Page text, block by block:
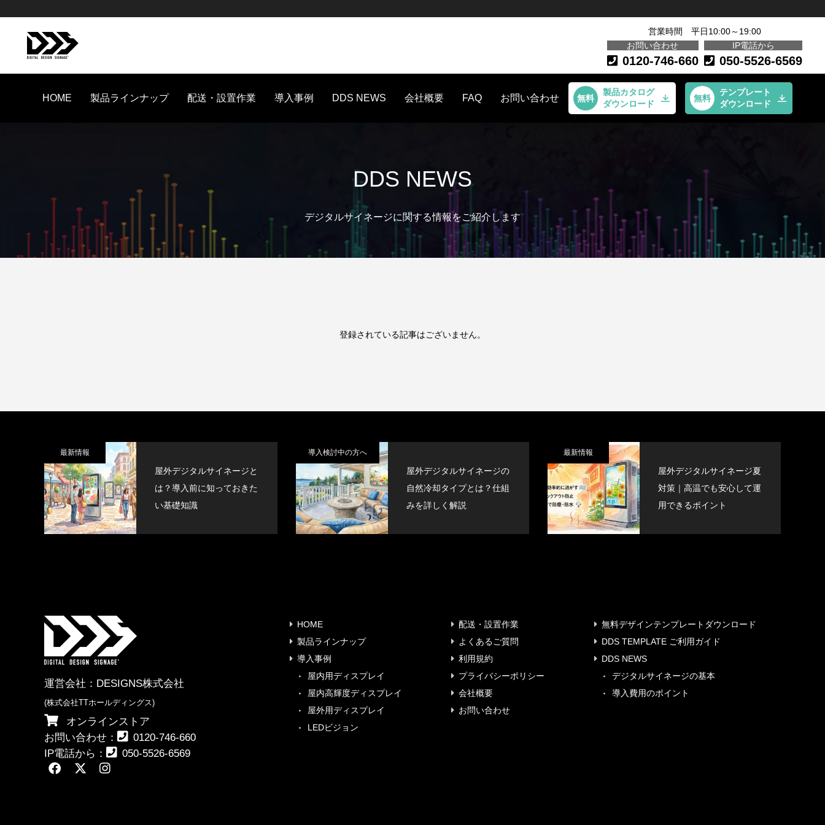
営業時間 平日10:00～19:00
お問い合わせ
0120-746-660
IP電話から
050-5526-6569
HOME 製品ラインナップ 配送・設置作業 導入事例 DDS NEWS 会社概要 FAQ お問い合わせ
製品カタログ
ダウンロード
テンプレート
ダウンロード
DDS NEWS
デジタルサイネージに関する情報をご紹介します
登録されている記事はございません。
最新情報
屋外デジタルサイネージと
は？導入前に知っておきた
い基礎知識
導入検討中の方へ
屋外デジタルサイネージの
自然冷却タイプとは？仕組
みを詳しく解説
最新情報
屋外デジタルサイネージ夏
対策｜高温でも安心して運
用できるポイント
運営会社： DESIGNS株式会社
(株式会社TTホールディングス)
オンラインストア
お問い合わせ：
0120-746-660
IP電話から：
050-5526-6569
HOME
製品ラインナップ
導入事例
屋内用ディスプレイ
屋内高輝度ディスプレイ
屋外用ディスプレイ
LEDビジョン
配送・設置作業
よくあるご質問
利用規約
プライバシーポリシー
会社概要
お問い合わせ
無料デザインテンプレートダウンロード
DDS TEMPLATE ご利用ガイド
DDS NEWS
デジタルサイネージの基本
導入費用のポイント